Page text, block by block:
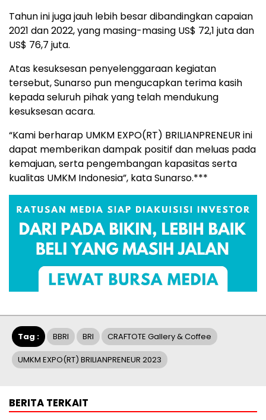
Tahun ini juga jauh lebih besar dibandingkan capaian
2021 dan 2022, yang masing-masing US$ 72,1 juta dan
US$ 76,7 juta.
Atas kesuksesan penyelenggaraan kegiatan
tersebut, Sunarso pun mengucapkan terima kasih
kepada seluruh pihak yang telah mendukung
kesuksesan acara.
“Kami berharap UMKM EXPO(RT) BRILIANPRENEUR ini
dapat memberikan dampak positif dan meluas pada
kemajuan, serta pengembangan kapasitas serta
kualitas UMKM Indonesia”, kata Sunarso.***
Tag : BBRI BRI CRAFTOTE Gallery & Coffee
UMKM EXPO(RT) BRILIANPRENEUR 2023
BERITA TERKAIT